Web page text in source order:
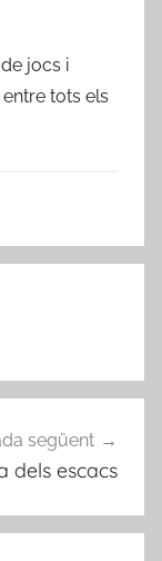
jocs i
tots els
següent
dels escacs